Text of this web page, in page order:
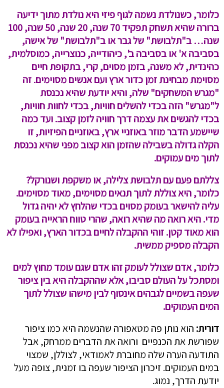
כלומר, כשנולדת נשמה לגוף פיזי היא נולדת מתוך ידיעה
ברורה שהיא תשחק תפקיד 70 שנה, 20 שנה, 50 שנה, 100
שנה… ב"תלבושת" של גבר או ב"תלבושת" של אישה,
בסביבה א' או בסביבה ב', כיהודייה, כנוצרייה, כמוסלמית,
כהינדית, לא משנה, בזמן מסוים, קרי, בתקופת חיים
מסוימת מבחינת זמן כדור ארץ ועם אנשים מסוימים. זה
"מגרש המשחקים" שלה, והיא יודעת שהיא נכנסת
ל"מגרש" הזה בכדי להשלים חוויות, בכדי לחוות חוויות,
בכדי להגשים את עצמה דרך חוויה לזמן קצוב. ועד כמה
שיישמע הדבר מוזר באוזניי ארץ, באוזניים הפיזיות, זו
הקלה גדולה בשבילה שהזמן הוא קצוב מפני שהיא נכנסת
לתוך מים עמוקים.
צללתם פעם עם תלבושת צלילה, או משקפת ושנורקל?
כלומר, היא צוללת לתוך תנאים מסוימים, מאוד מסוימים.
עליה להישאר בעומק מסוים בכדי שהלחץ לא יהיה גדול
מדי. היא רואה מה שהיא רואה, שהרי טווח הראייה בעומק
הוא מאוד קטן. זוהי ההקבלה לחיים בכדור הארץ, ואפילו לא
הקבלה מספיק ממשית.
כלומר, אדם שצולל לעומק זהו אדם שגם עומד מחוץ למים
ומסתכל על העולם סביבו, אלא שההקבלה היא בין ציפור
שעפה בשמיים לגבהים אינסוף לבין מישהו שצולל לתוך
המים העמוקים.
דורית: הוא נותן פה מטאפורה שהנשמה היא כמו ציפור
שפורשת את הכנפיים ורואה את הדברים ממרחק, אבל
התודעה הערה שלה מחוברת לאמודאי, לצוללן, שמצוי
במים העמוקים. זיכרון הציפור שעפה בו זמנית, צופה מעל
יודעת הדרך, נמוג.